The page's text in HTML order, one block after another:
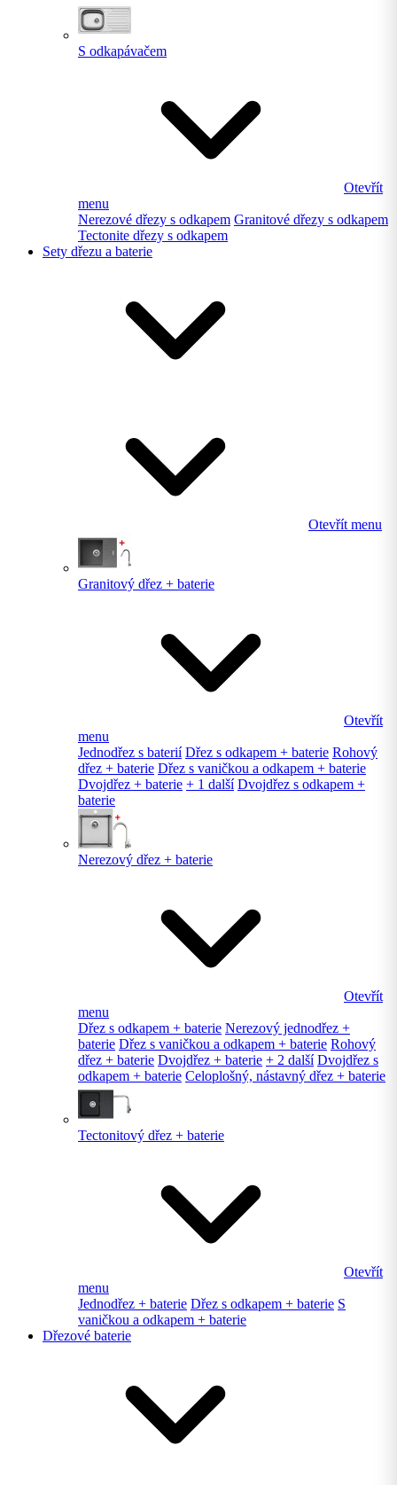
S odkapávačem
Otevřít
menu
Nerezové dřezy s odkapem Granitové dřezy s odkapem
Tectonite dřezy s odkapem
Sety dřezu a baterie
Otevřít menu
Granitový dřez + baterie
Otevřít
menu
Jednodřez s baterií Dřez s odkapem + baterie Rohový
dřez + baterie Dřez s vaničkou a odkapem + baterie
Dvojdřez + baterie + 1 další Dvojdřez s odkapem +
baterie
Nerezový dřez + baterie
Otevřít
menu
Dřez s odkapem + baterie Nerezový jednodřez +
baterie Dřez s vaničkou a odkapem + baterie Rohový
dřez + baterie Dvojdřez + baterie + 2 další Dvojdřez s
odkapem + baterie Celoplošný, nástavný dřez + baterie
Tectonitový dřez + baterie
Otevřít
menu
Jednodřez + baterie Dřez s odkapem + baterie S
vaničkou a odkapem + baterie
Dřezové baterie